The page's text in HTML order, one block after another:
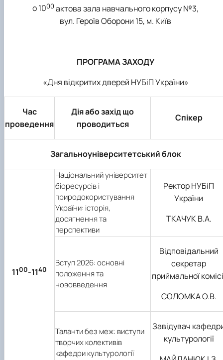
о 1000 актова зала навчального корпусу №3,
вул. Героїв Оборони 15, м. Київ
ПРОГРАМА ЗАХОДУ
«Дня відкритих дверей НУБіП України»
Час
проведення
Дія або захід що
проводиться
Спікер
Загальноуніверситетський блок
1100-1140
Національний університет
біоресурсів і
природокористування
України: історія,
досягнення та
перспективи
Ректор НУБіП
України
ТКАЧУК В.А.
Вступ 2026: основні
положення та
нововведення
Відповідальний
секретар
приймальної
СОЛОМКА О.В.
Таланти без меж: виступи
творчих колективів
кафедри культурології
Завідувач
культурології